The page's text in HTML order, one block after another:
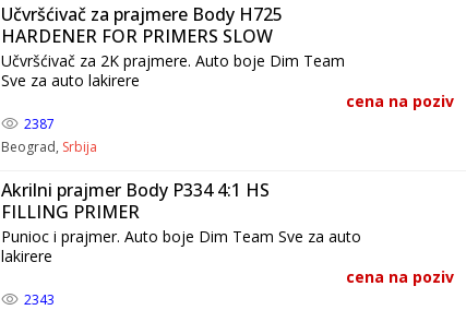
Učvršćivač za prajmere Body H725
HARDENER FOR PRIMERS SLOW
Učvršćivač za 2K prajmere. Auto boje Dim Team
Sve za auto lakirere
cena na poziv
2387
Beograd, Srbija
Akrilni prajmer Body P334 4:1 HS
FILLING PRIMER
Punioc i prajmer. Auto boje Dim Team Sve za auto
lakirere
cena na poziv
2343